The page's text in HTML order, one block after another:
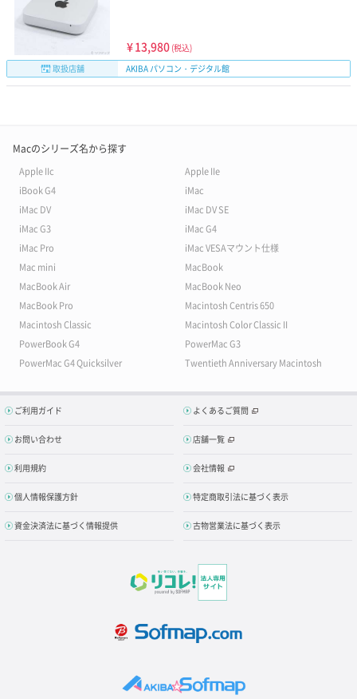
¥13,980 (税込)
取扱店舗
AKIBA パソコン・デジタル館
Macのシリーズ名から探す
Apple IIc
Apple IIe
iBook G4
iMac
iMac DV
iMac DV SE
iMac G3
iMac G4
iMac Pro
iMac VESAマウント仕様
Mac mini
MacBook
MacBook Air
MacBook Neo
MacBook Pro
Macintosh Centris 650
Macintosh Classic
Macintosh Color Classic II
PowerBook G4
PowerMac G3
PowerMac G4 Quicksilver
Twentieth Anniversary Macintosh
ご利用ガイド よくあるご質問
お問い合わせ 店舗一覧
利用規約 会社情報
個人情報保護方針 特定商取引法に基づく表示
資金決済法に基づく情報提供 古物営業法に基づく表示